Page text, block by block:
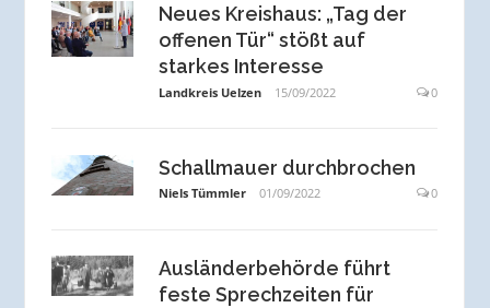
Neues Kreishaus: „Tag der
offenen Tür“ stößt auf
starkes Interesse
Landkreis Uelzen 15/09/2022 0
Schallmauer durchbrochen
Niels Tümmler 01/09/2022 0
Ausländerbehörde führt
feste Sprechzeiten für